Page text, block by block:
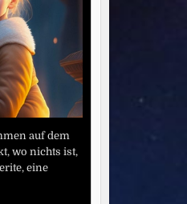
auf dem
wo nichts ist,
eine